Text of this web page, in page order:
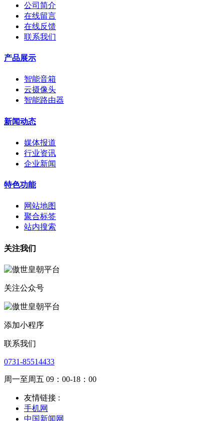
公司简介
在线留言
在线反馈
联系我们
产品展示
智能音箱
云摄像头
智能路由器
新闻动态
媒体报道
行业资讯
企业新闻
特色功能
网站地图
聚合标签
站内搜索
关注我们
关注公众号
添加小程序
联系我们
0731-85514433
周一至周五 09：00-18：00
友情链接 :
手机网
中国新闻网